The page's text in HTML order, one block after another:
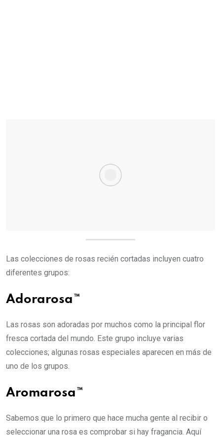
Las colecciones de rosas recién cortadas incluyen cuatro
diferentes grupos:
Adorarosa™
Las rosas son adoradas por muchos como la principal flor
fresca cortada del mundo. Este grupo incluye varias
colecciones; algunas rosas especiales aparecen en más de
uno de los grupos.
Aromarosa™
Sabemos que lo primero que hace mucha gente al recibir o
seleccionar una rosa es comprobar si hay fragancia. Aquí